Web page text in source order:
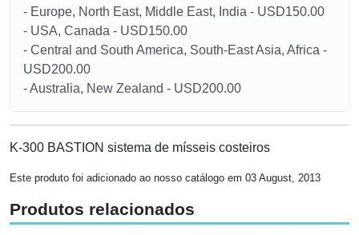
- Europe, North East, Middle East, India - USD150.00
- USA, Canada - USD150.00
- Central and South America, South-East Asia, Africa -
USD200.00
- Australia, New Zealand - USD200.00
K-300 BASTION sistema de mísseis costeiros
Este produto foi adicionado ao nosso catálogo em 03 August, 2013
Produtos relacionados